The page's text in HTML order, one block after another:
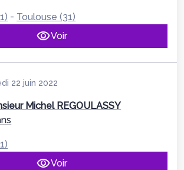
- Toulouse (31)
Voir
22 juin 2022
Michel REGOULASSY
Voir